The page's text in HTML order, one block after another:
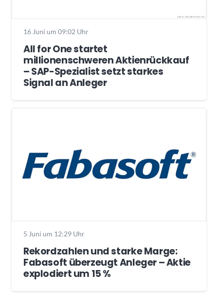
16 Juni um 09:02 Uhr
All for One startet
millionenschweren Aktienrückkauf
– SAP-Spezialist setzt starkes
Signal an Anleger
5 Juni um 12:29 Uhr
Rekordzahlen und starke Marge:
Fabasoft überzeugt Anleger – Aktie
explodiert um 15 %